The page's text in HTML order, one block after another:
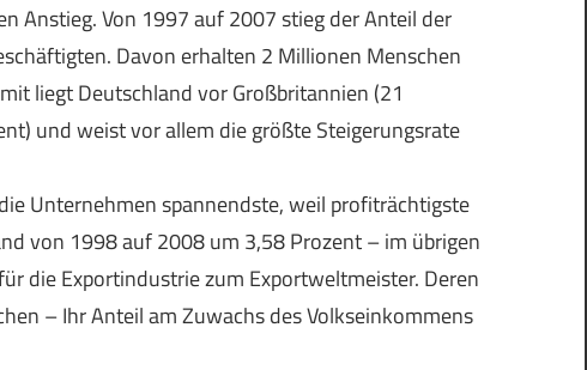
Anstieg. Von 1997 auf 2007 stieg der Anteil der
Davon erhalten 2 Millionen Menschen
liegt Deutschland vor Großbritannien (21
und weist vor allem die größte Steigerungsrate
Unternehmen spannendste, weil profiträchtigste
von 1998 auf 2008 um 3,58 Prozent – im übrigen
die Exportindustrie zum Exportweltmeister. Deren
– Ihr Anteil am Zuwachs des Volkseinkommens